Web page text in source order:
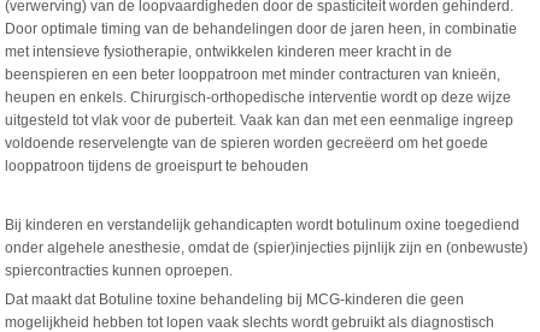
(verwerving) van de loopvaardigheden door de spasticiteit worden gehinderd.
Door optimale timing van de behandelingen door de jaren heen, in combinatie
met intensieve fysiotherapie, ontwikkelen kinderen meer kracht in de
beenspieren en een beter looppatroon met minder contracturen van knieën,
heupen en enkels. Chirurgisch-orthopedische interventie wordt op deze wijze
uitgesteld tot vlak voor de puberteit. Vaak kan dan met een eenmalige ingreep
voldoende reservelengte van de spieren worden gecreëerd om het goede
looppatroon tijdens de groeispurt te behouden
Bij kinderen en verstandelijk gehandicapten wordt botulinum oxine toegediend
onder algehele anesthesie, omdat de (spier)injecties pijnlijk zijn en (onbewuste)
spiercontracties kunnen oproepen.
Dat maakt dat Botuline toxine behandeling bij MCG-kinderen die geen
mogelijkheid hebben tot lopen vaak slechts wordt gebruikt als diagnostisch